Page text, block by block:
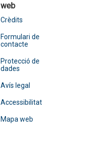
web
Crèdits
Formulari de
contacte
Protecció de
dades
Avís legal
Accessibilitat
Mapa web